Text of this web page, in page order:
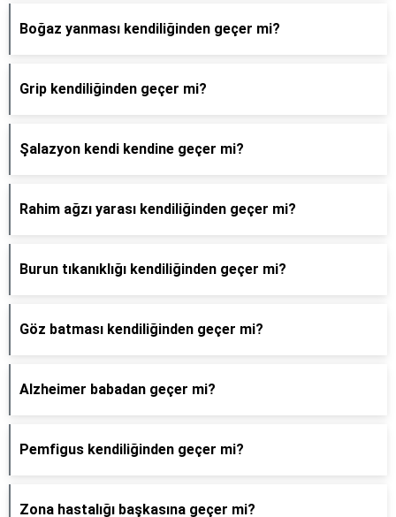
Boğaz yanması kendiliğinden geçer mi?
Grip kendiliğinden geçer mi?
Şalazyon kendi kendine geçer mi?
Rahim ağzı yarası kendiliğinden geçer mi?
Burun tıkanıklığı kendiliğinden geçer mi?
Göz batması kendiliğinden geçer mi?
Alzheimer babadan geçer mi?
Pemfigus kendiliğinden geçer mi?
Zona hastalığı başkasına geçer mi?